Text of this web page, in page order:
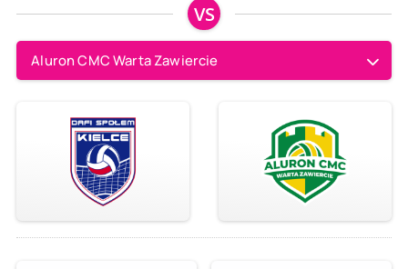
VS
Aluron CMC Warta Zawiercie